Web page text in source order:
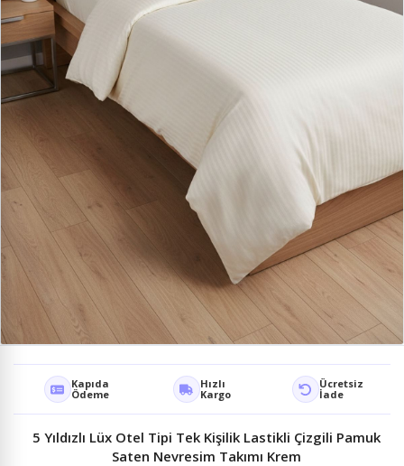
Kapıda
Ödeme
Hızlı
Kargo
Ücretsiz
İade
5 Yıldızlı Lüx Otel Tipi Tek Kişilik Lastikli Çizgili Pamuk
Saten Nevresim Takımı Krem